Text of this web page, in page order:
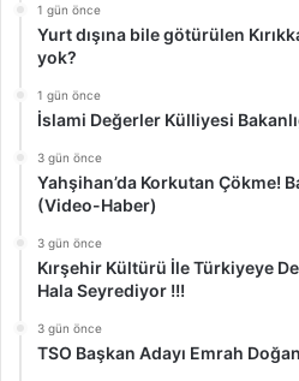
1 gün önce
Yurt dışına bile götürülen
yok?
1 gün önce
İslami Değerler Külliyesi
3 gün önce
Yahşihan’da Korkutan Çökme!
(Video-Haber)
3 gün önce
Kırşehir Kültürü İle Türkiyeye
Hala Seyrediyor !!!
3 gün önce
TSO Başkan Adayı Emrah